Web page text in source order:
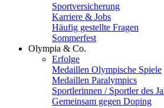
Sportversicherung
Karriere & Jobs
Häufig gestellte Fragen
Sommerfest
Olympia & Co.
Erfolge
Medaillen Olympische Spiele
Medaillen Paralympics
Sportlerinnen / Sportler des
Gemeinsam gegen Doping